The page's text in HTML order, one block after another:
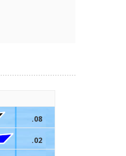
.08
.02